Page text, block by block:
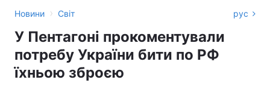
Новини › Світ рус
У Пентагоні прокоментували
потребу України бити по РФ
їхньою зброєю